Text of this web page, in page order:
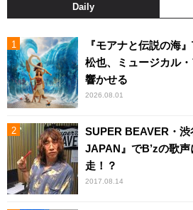
Daily
『モアナと伝説の海
松也、ミュージカル
響かせる
2026.08.01
SUPER BEAVER・
JAPAN』でB’zの歌
走！？
2017.08.14